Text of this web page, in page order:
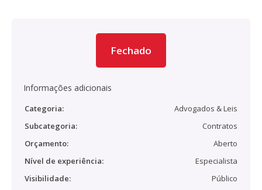
Fechado
Informações adicionais
Categoria:
Advogados & Leis
Subcategoria:
Contratos
Orçamento:
Aberto
Nível de experiência:
Especialista
Visibilidade:
Público